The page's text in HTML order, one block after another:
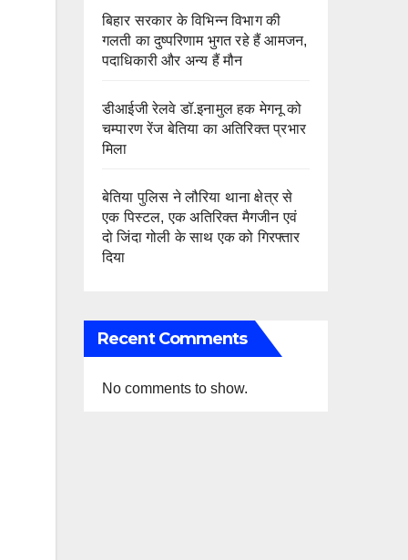
बिहार सरकार के विभिन्न विभाग की
गलती का दुष्परिणाम भुगत रहे हैं आमजन,
पदाधिकारी और अन्य हैं मौन
डीआईजी रेलवे डॉ.इनामुल हक मेगनू को
चम्पारण रेंज बेतिया का अतिरिक्त प्रभार
मिला
बेतिया पुलिस ने लौरिया थाना क्षेत्र से
एक पिस्टल, एक अतिरिक्त मैगजीन एवं
दो जिंदा गोली के साथ एक को गिरफ्तार
दिया
Recent Comments
No comments to show.